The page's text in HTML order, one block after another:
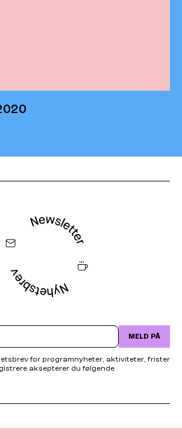
MELD PÅ
for programnyheter, aktiviteter, frister
aksepterer du følgende